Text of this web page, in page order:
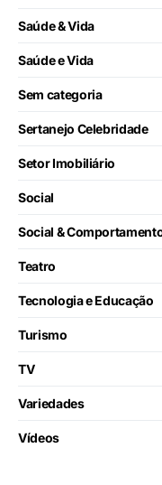
Saúde & Vida
Saúde e Vida
Sem categoria
Sertanejo Celebridade
Setor Imobiliário
Social
Social &
Teatro
Tecnologia e Educação
Turismo
TV
Variedades
Vídeos